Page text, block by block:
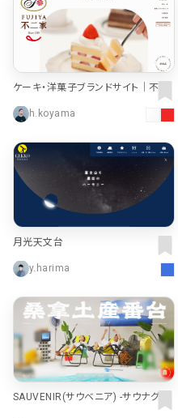
ケーキ・洋菓子ブランドサイト｜不二
h.koyama
月光天文台
y.harima
SAUVENIR(サウベニア) -サウナグッ